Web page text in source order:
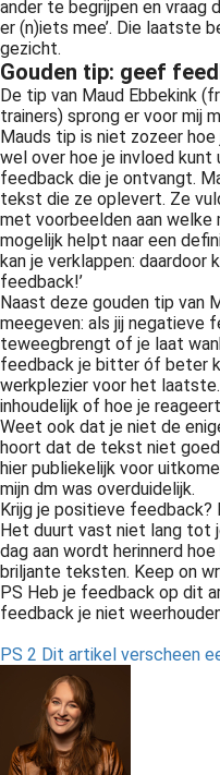
ander te begrijpen en vraag
er (n)iets mee’. Die laatste
gezicht.
Gouden tip: geef
De tip van Maud Ebbekink
trainers) sprong er voor mij
Mauds tip is niet zozeer
wel over hoe je invloed
feedback die je ontvangt.
tekst die ze oplevert. Ze
met voorbeelden aan welke
mogelijk helpt naar een
kan je verklappen: daardoor
feedback!’
Naast deze gouden tip van
meegeven: als jij negatieve
teweegbrengt of je laat
feedback je bitter óf beter
werkplezier voor het
inhoudelijk of hoe je
Weet ook dat je niet de
hoort dat de tekst niet
hier publiekelijk voor
mijn dm was overduidelijk.
Krijg je positieve feedback?
Het duurt vast niet lang tot
dag aan wordt herinnerd
briljante teksten. Keep on
PS Heb je feedback op dit
feedback je niet
PS 2 Dit artikel verscheen